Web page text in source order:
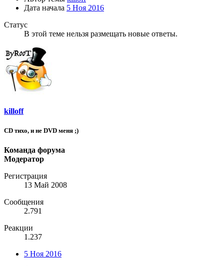
Дата начала 5 Ноя 2016
Статус
В этой теме нельзя размещать новые ответы.
killoff
CD тихо, и не DVD меня ;)
Команда форума
Модератор
Регистрация
13 Май 2008
Сообщения
2.791
Реакции
1.237
5 Ноя 2016